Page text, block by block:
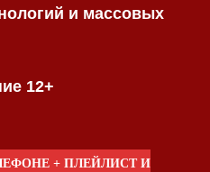
и массовых
12+
+ ПЛЕЙЛИСТ И